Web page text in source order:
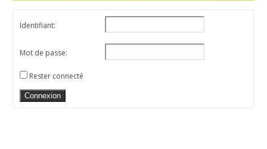
Identifiant:
Mot de passe:
Rester connecté
Connexion